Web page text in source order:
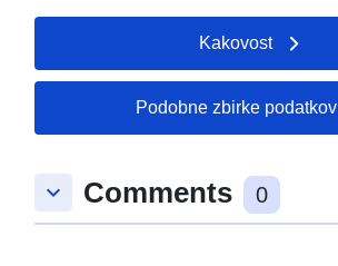
Kakovost
Podobne zbirke podatkov
keyboard_arrow_down Comments 0